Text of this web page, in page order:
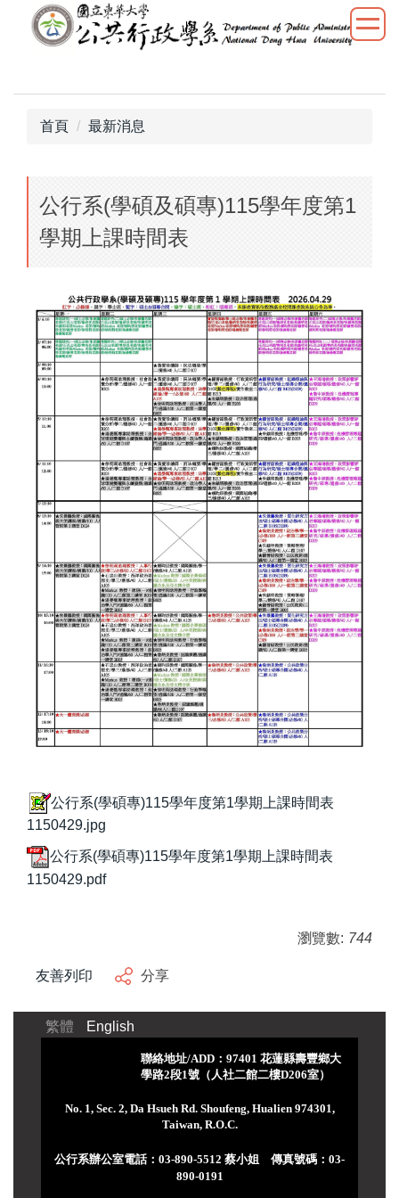
內
首頁 最新消息
公行系(學碩及碩專)115學年度第1
學期上課時間表
公行系(學碩專)115學年度第1學期上課時間表
1150429.jpg
公行系(學碩專)115學年度第1學期上課時間表
1150429.pdf
瀏覽數: 744
友善列印 分享
繁體 English
聯絡地址/ADD：97401 花蓮縣壽豐鄉大
學路2段1號（人社二館二樓D206室）
No. 1, Sec. 2, Da Hsueh Rd. Shoufeng, Hualien 974301,
Taiwan, R.O.C.
公行系辦公室電話：03-890-5512 蔡小姐 傳真號碼：03-
890-0191